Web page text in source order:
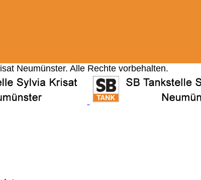
Neumünster. Alle Rechte vorbehalten.